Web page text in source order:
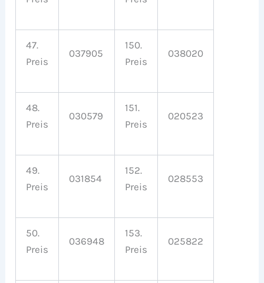
47.
Preis
037905
150.
Preis
038020
48.
Preis
030579
151.
Preis
020523
49.
Preis
031854
152.
Preis
028553
50.
Preis
036948
153.
Preis
025822